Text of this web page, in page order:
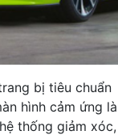
bị tiêu chuẩn
hình cảm ứng là
thống giảm xóc,